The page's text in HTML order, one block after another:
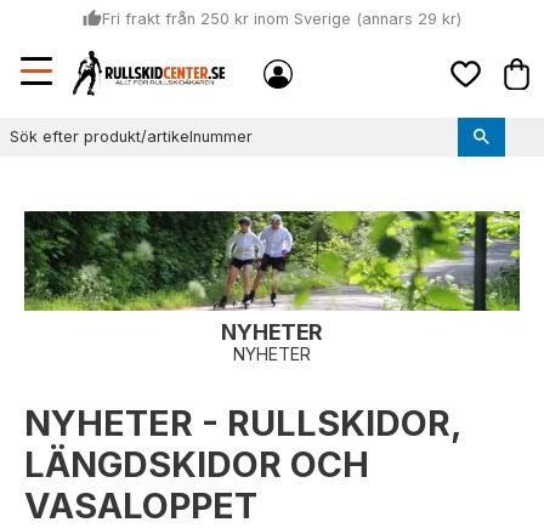
Meny
thumb_upFri frakt från 250 kr inom Sverige (annars 29 kr)
local_shipping
Sommar: Beställ innan kl 11:00 (mån-ons) och vi skickar lagervaror
samma dag
NYHETER
NYHETER
NYHETER - RULLSKIDOR,
LÄNGDSKIDOR OCH
VASALOPPET